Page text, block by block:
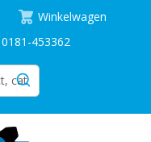
Winkelwagen
0181-453362